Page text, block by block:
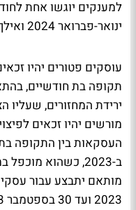
למענקים יוגשו אחת
ינואר-פברואר 2024 ואילך.
עוסקים פטורים יהיו
תקופה בת חודשיים,
ירידת המחזורים, שעליו
מורשים יהיו זכאים
העסקאות בין התקופה
ב-2023, כשהוא
2023 ועד 30 בספטמבר 2023.